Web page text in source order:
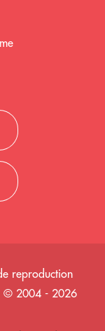
reproduction
© 2004 - 2026